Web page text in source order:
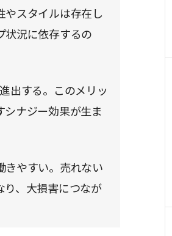
やスタイルは存在し
状況に依存するの
出する。このメリッ
シナジー効果が生ま
きやすい。売れない
り、大損害につなが